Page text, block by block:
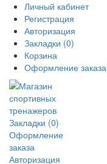
Личный кабинет
Регистрация
Авторизация
Закладки (0)
Корзина
Оформление заказа
Закладки (0)
Оформление
заказа
Авторизация